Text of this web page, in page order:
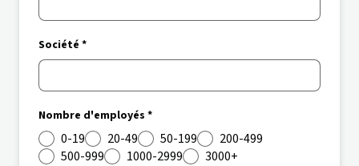
Société *
Nombre d'employés *
0-19 20-49 50-199
200-499
500-999
1000-2999 3000+